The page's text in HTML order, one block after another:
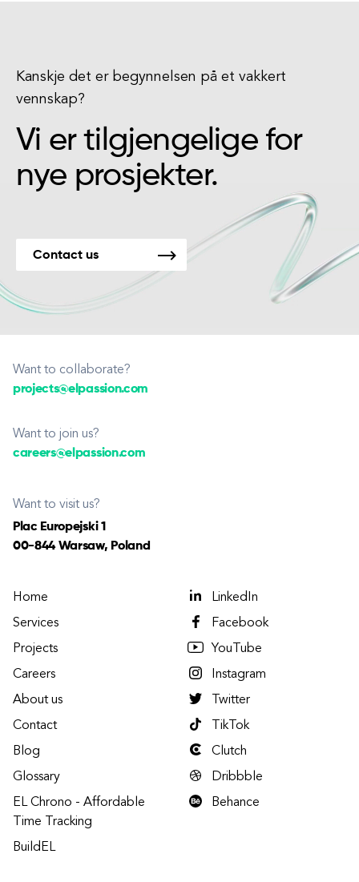
Kanskje det er begynnelsen på et vakkert
vennskap?
Vi er tilgjengelige for
nye prosjekter.
Contact us
Want to collaborate?
projects@elpassion.com
Want to join us?
careers@elpassion.com
Want to visit us?
Plac Europejski 1
00-844 Warsaw, Poland
Home
Services
Projects
Careers
About us
Contact
Blog
Glossary
EL Chrono - Affordable
Time Tracking
BuildEL
LinkedIn
Facebook
YouTube
Instagram
Twitter
TikTok
Clutch
Dribbble
Behance